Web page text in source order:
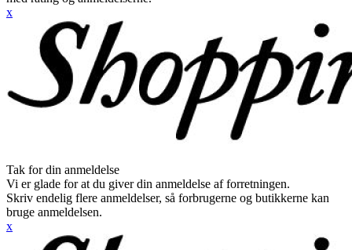
x
Tak for din anmeldelse
Vi er glade for at du giver din anmeldelse af forretningen.
Skriv endelig flere anmeldelser, så forbrugerne og butikkerne kan
bruge anmeldelsen.
x